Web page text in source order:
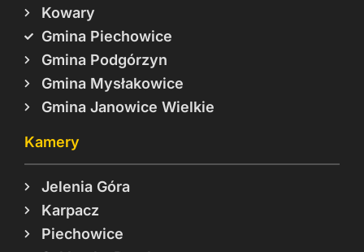
Kowary
Gmina Piechowice
Gmina Podgórzyn
Gmina Mysłakowice
Gmina Janowice Wielkie
Kamery
Jelenia Góra
Karpacz
Piechowice